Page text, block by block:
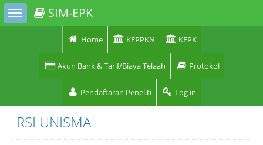
Toggle sidebar SIM-EPK
Home KEPPKN KEPK
Akun Bank & Tarif/Biaya Telaah Protokol
Pendaftaran Peneliti Log in
RSI UNISMA